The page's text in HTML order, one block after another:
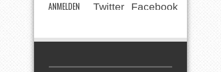
ANMELDEN Twitter Facebook